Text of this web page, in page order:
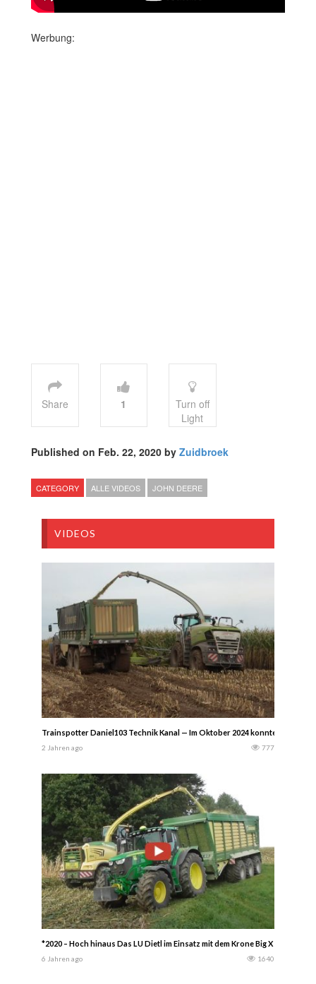
Werbung:
Share 1
Turn off
Light
Published on Feb. 22, 2020 by Zuidbroek
CATEGORY ALLE VIDEOS JOHN DEERE
VIDEOS
Trainspotter Daniel103 Technik Kanal — Im Oktober 2024 konnte ich in
2 Jahren ago 777
*2020 – Hoch hinaus Das LU Dietl im Einsatz mit dem Krone Big X 780 mit
6 Jahren ago 1640